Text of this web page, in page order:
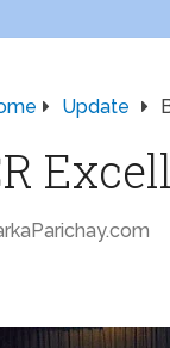
Update